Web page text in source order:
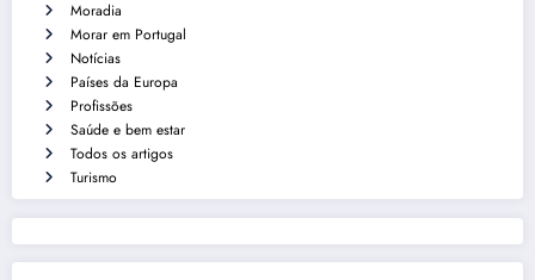
Moradia
Morar em Portugal
Notícias
Países da Europa
Profissões
Saúde e bem estar
Todos os artigos
Turismo